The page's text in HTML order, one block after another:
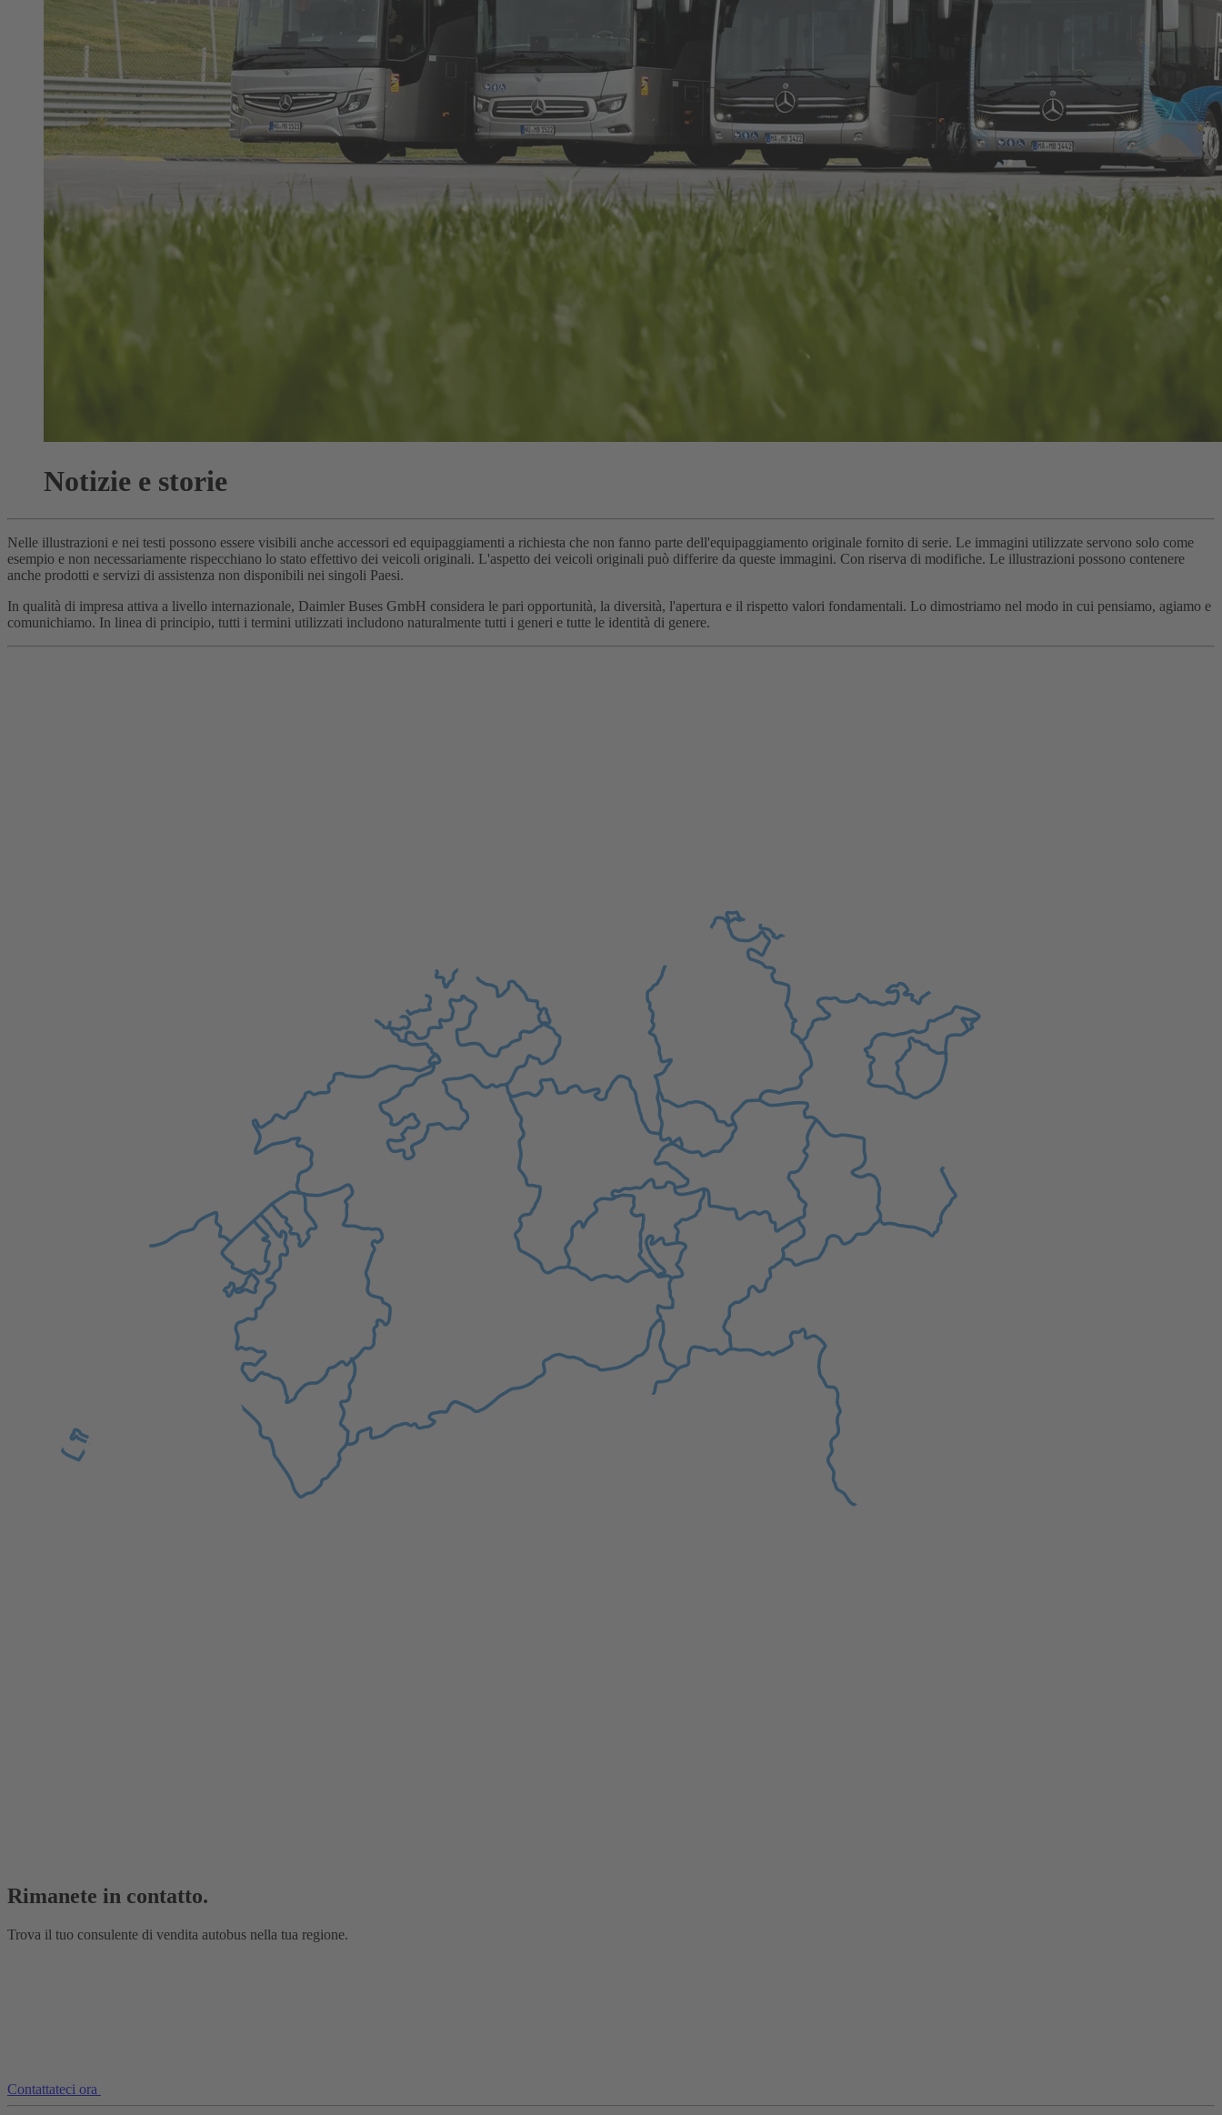
Notizie e storie
Nelle illustrazioni e nei testi possono essere visibili anche accessori ed equipaggiamenti a richiesta che non fanno parte dell'equipaggiamento originale fornito di serie. Le immagini utilizzate servono solo come
esempio e non necessariamente rispecchiano lo stato effettivo dei veicoli originali. L'aspetto dei veicoli originali può differire da queste immagini. Con riserva di modifiche. Le illustrazioni possono contenere
anche prodotti e servizi di assistenza non disponibili nei singoli Paesi.
In qualità di impresa attiva a livello internazionale, Daimler Buses GmbH considera le pari opportunità, la diversità, l'apertura e il rispetto valori fondamentali. Lo dimostriamo nel modo in cui pensiamo, agiamo e
comunichiamo. In linea di principio, tutti i termini utilizzati includono naturalmente tutti i generi e tutte le identità di genere.
Rimanete in contatto.
Trova il tuo consulente di vendita autobus nella tua regione.
Contattateci ora